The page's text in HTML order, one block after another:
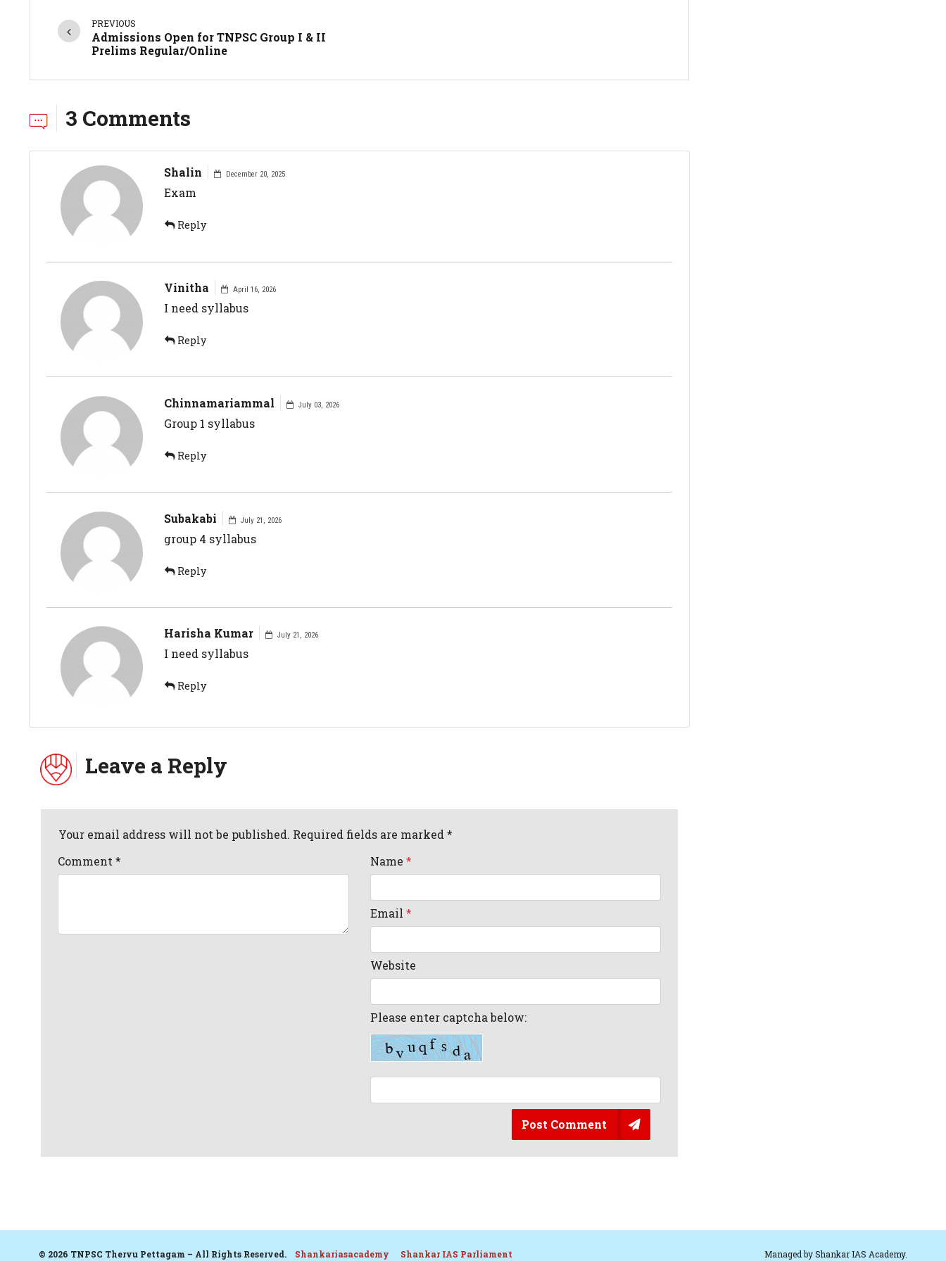
PREVIOUS
Admissions Open for TNPSC Group I & II
Prelims Regular/Online
3 Comments
Shalin December 20, 2025
Exam
Reply
Vinitha April 16, 2026
I need syllabus
Reply
Chinnamariammal July 03, 2026
Group 1 syllabus
Reply
Subakabi July 21, 2026
group 4 syllabus
Reply
Harisha Kumar July 21, 2026
I need syllabus
Reply
Leave a Reply
Your email address will not be published. Required fields are marked *
Comment* Name *
Email *
Website
Please enter captcha below:
Post Comment
© 2026 TNPSC Thervu Pettagam – All Rights Reserved. Shankariasacademy Shankar IAS Parliament Managed byShankar IAS Academy.